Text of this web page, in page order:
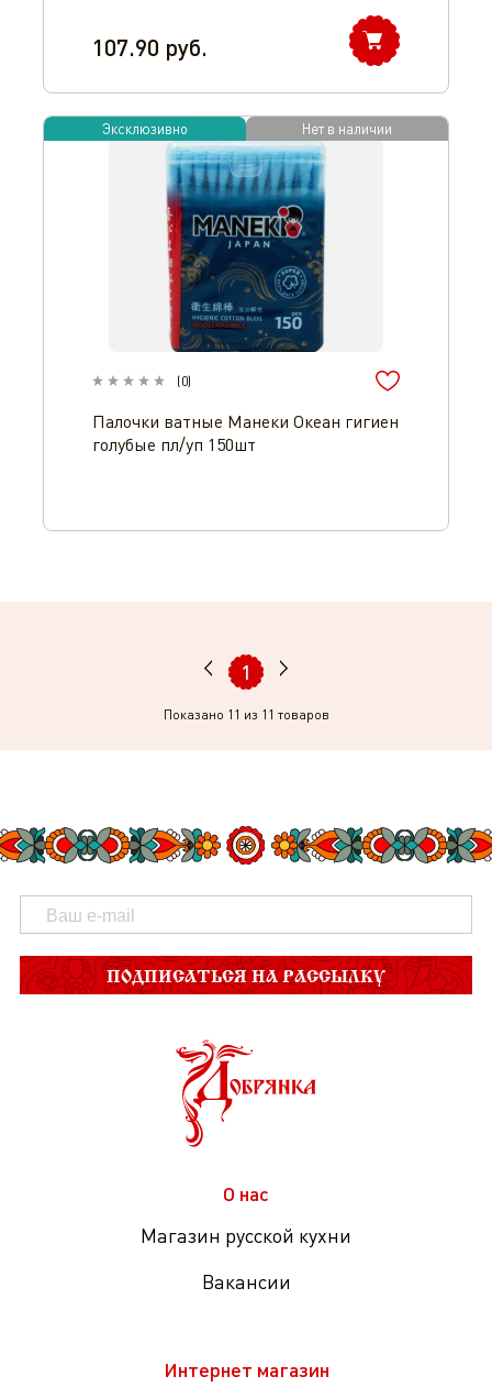
107.90 руб.
Эксклюзивно Нет в наличии
(0)
Палочки ватные Манеки Океан гигиен
голубые пл/уп 150шт
1
Показано 11 из 11 товаров
ПОДПИСАТЬСЯ НА РАССЫЛКУ
О нас
Магазин русской кухни
Вакансии
Интернет магазин